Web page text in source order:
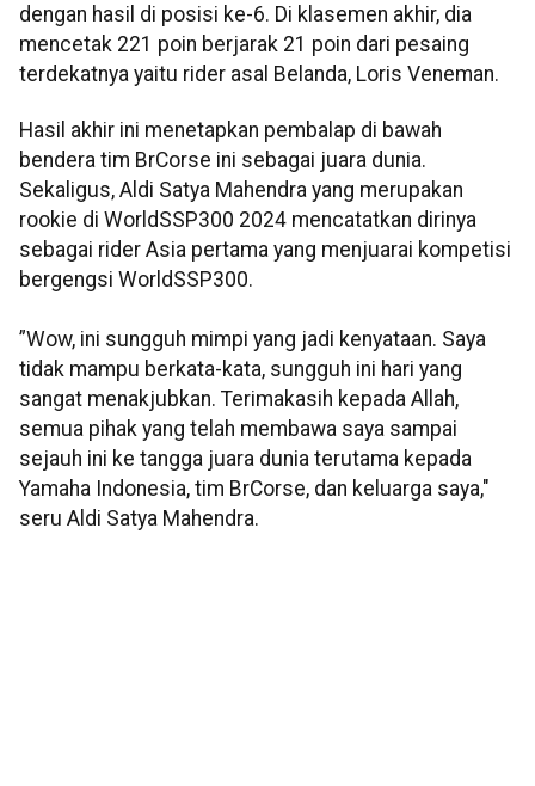
dengan hasil di posisi ke-6. Di klasemen akhir, dia
mencetak 221 poin berjarak 21 poin dari pesaing
terdekatnya yaitu rider asal Belanda, Loris Veneman.
Hasil akhir ini menetapkan pembalap di bawah
bendera tim BrCorse ini sebagai juara dunia.
Sekaligus, Aldi Satya Mahendra yang merupakan
rookie di WorldSSP300 2024 mencatatkan dirinya
sebagai rider Asia pertama yang menjuarai kompetisi
bergengsi WorldSSP300.
”Wow, ini sungguh mimpi yang jadi kenyataan. Saya
tidak mampu berkata-kata, sungguh ini hari yang
sangat menakjubkan. Terimakasih kepada Allah,
semua pihak yang telah membawa saya sampai
sejauh ini ke tangga juara dunia terutama kepada
Yamaha Indonesia, tim BrCorse, dan keluarga saya,"
seru Aldi Satya Mahendra.